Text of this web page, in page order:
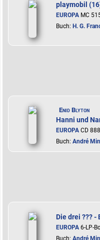
playmobil
EUROPA MC
Buch: H. G.
Enid Blyton
Hanni und
EUROPA CD
Buch: André
Die drei ???
EUROPA 6-LP-